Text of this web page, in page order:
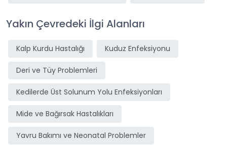
Yakın Çevredeki İlgi Alanları
Kalp Kurdu Hastalığı Kuduz Enfeksiyonu
Deri ve Tüy Problemleri
Kedilerde Üst Solunum Yolu Enfeksiyonları
Mide ve Bağırsak Hastalıkları
Yavru Bakımı ve Neonatal Problemler